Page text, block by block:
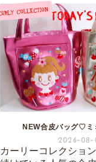
NEW合皮バッグ♡ミ
2026-08-
カーリーコレクショ